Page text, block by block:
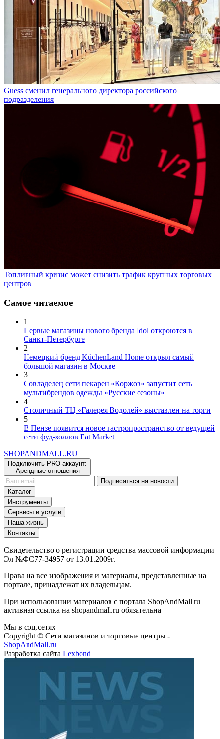
Guess сменил генерального директора российского
подразделения
Топливный кризис может снизить трафик крупных торговых
центров
Самое читаемое
1
Первые магазины нового бренда Idol откроются в
Санкт-Петербурге
2
Немецкий бренд KüchenLand Home открыл самый
большой магазин в Москве
3
Совладелец сети пекарен «Коржов» запустит сеть
мультибрендов одежды «Русские сезоны»
4
Столичный ТЦ «Галерея Водолей» выставлен на торги
5
В Пензе появится новое гастропространство от ведущей
сети фуд-холлов Eat Market
SHOPANDMALL.RU
Подключить PRO-аккаунт:
Арендные отношения
Подписаться на новости
Каталог
Инструменты
Сервисы и услуги
Наша жизнь
Контакты
Свидетельство о регистрации средства массовой информации
Эл №ФС77-34957 от 13.01.2009г.
Права на все изображения и материалы, представленные на
портале, принадлежат их владельцам.
При использовании материалов с портала ShopAndMall.ru
активная ссылка на shopandmall.ru обязательна
Мы в соц.сетях
Copyright © Сети магазинов и торговые центры -
ShopAndMall.ru
Разработка сайта Lexbond